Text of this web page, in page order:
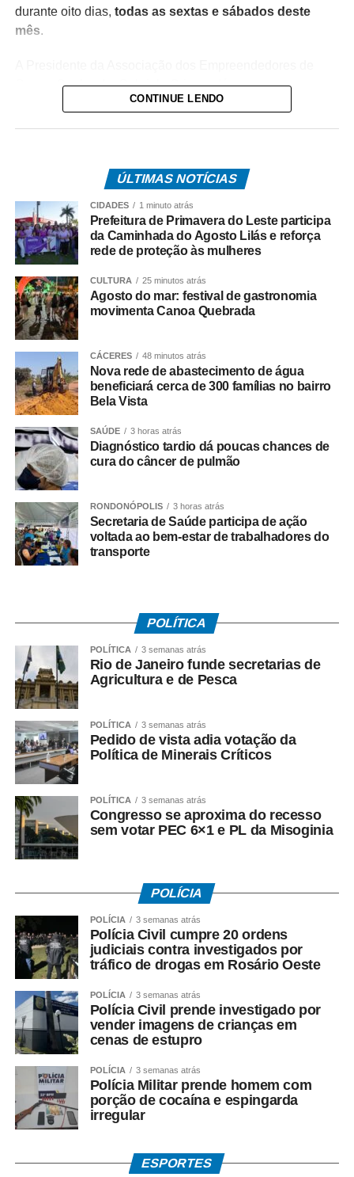
durante oito dias, todas as sextas e sábados deste
mês.
Canoa Quebrada, Gabriela Crippa, dá um panorama
geral do evento para moradores e turistas que optarem
“Ele vai acontecer
dentro de 30
estabelecimentos
participantes. Eles vão
estar identificados. Eles
estão na nossa
Broadway, nas ruas
paralelas, nas barracas
de praia e também na
praia de Majorlândia.
Além dos
estabelecimentos, nós
montamos uma vila de
artesanato e uma
cozinha show que vai
ficar ali na nossa Praça
entrada de Canoa
Quebrada. A cozinha
show nós vamos
receber chefes locais,
chefs convidados de
fora, vamos ter
degustação de vinhos,
de destilados e muita
música ao vivo.”
haverá o Cozinha Show, com preparação de receitas e
técnicas de culinária ao vivo com os chefs Gabriel
Caiçara e Emanuel Ruiz, shows de Jamerson e Jura,
além da Vila Artesanato, levando aos moradores e
turistas a produção dos artistas e empreendedores.
Os culinaristas e restaurantes da praia também criaram
pratos exclusivos para o Festival utilizando peixes e
frutos do mar; temperos da terra, opções veganas,
sobremesas e criações de drinks alcoólicos ou não
Este ano, restaurantes da Praia de Majorlândia também
participam da ação.
Nos próximos fins de semana, Canoa vai receber ainda
mutirão de limpeza da praia, trilha ecológica e mais
CONTINUE LENDO
ÚLTIMAS NOTÍCIAS
CIDADES 1 minuto atrás
Prefeitura de Primavera do Leste participa
da Caminhada do Agosto Lilás e reforça
rede de proteção às mulheres
CULTURA 25 minutos atrás
Agosto do mar: festival de gastronomia
movimenta Canoa Quebrada
CÁCERES 48 minutos atrás
Nova rede de abastecimento de água
beneficiará cerca de 300 famílias no bairro
Bela Vista
SAÚDE 3 horas atrás
Diagnóstico tardio dá poucas chances de
cura do câncer de pulmão
RONDONÓPOLIS 3 horas atrás
Secretaria de Saúde participa de ação
voltada ao bem-estar de trabalhadores do
transporte
POLÍTICA
POLÍTICA 3 semanas atrás
Rio de Janeiro funde secretarias de
Agricultura e de Pesca
POLÍTICA 3 semanas atrás
Pedido de vista adia votação da
Política de Minerais Críticos
POLÍTICA 3 semanas atrás
Congresso se aproxima do recesso
sem votar PEC 6×1 e PL da Misoginia
POLÍCIA
POLÍCIA 3 semanas atrás
Polícia Civil cumpre 20 ordens
judiciais contra investigados por
tráfico de drogas em Rosário Oeste
POLÍCIA 3 semanas atrás
Polícia Civil prende investigado por
vender imagens de crianças em
cenas de estupro
POLÍCIA 3 semanas atrás
Polícia Militar prende homem com
porção de cocaína e espingarda
irregular
ESPORTES